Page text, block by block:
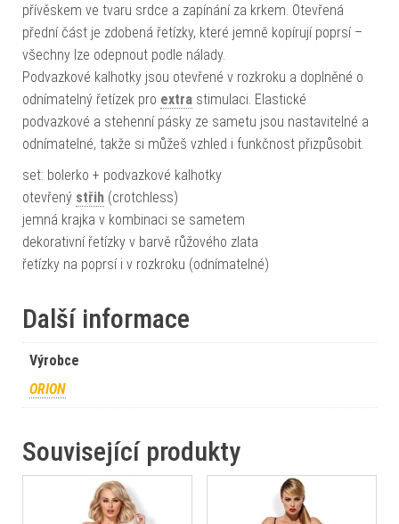
přívěskem ve tvaru srdce a zapínání za krkem. Otevřená
přední část je zdobená řetízky, které jemně kopírují poprsí –
všechny lze odepnout podle nálady.
Podvazkové kalhotky jsou otevřené v rozkroku a doplněné o
odnímatelný řetízek pro extra stimulaci. Elastické
podvazkové a stehenní pásky ze sametu jsou nastavitelné a
odnímatelné, takže si můžeš vzhled i funkčnost přizpůsobit.
set: bolerko + podvazkové kalhotky
otevřený střih (crotchless)
jemná krajka v kombinaci se sametem
dekorativní řetízky v barvě růžového zlata
řetízky na poprsí i v rozkroku (odnímatelné)
Další informace
Výrobce
ORION
Související produkty